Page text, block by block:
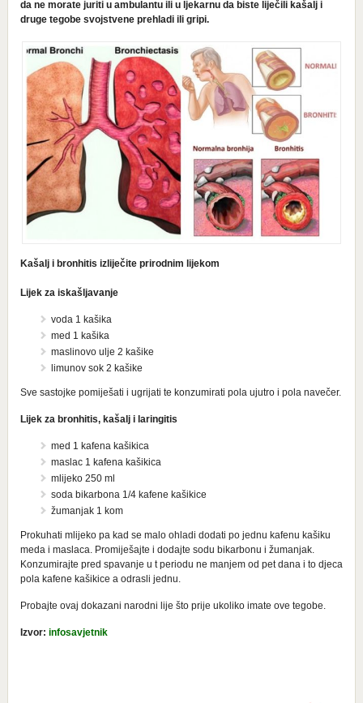
da ne morate juriti u ambulantu ili u ljekarnu da biste liječili kašalj i
druge tegobe svojstvene prehladi ili gripi.
Kašalj i bronhitis izliječite prirodnim lijekom
Lijek za iskašljavanje
voda 1 kašika
med 1 kašika
maslinovo ulje 2 kašike
limunov sok 2 kašike
Sve sastojke pomiješati i ugrijati te konzumirati pola ujutro i pola navečer.
Lijek za bronhitis, kašalj i laringitis
med 1 kafena kašikica
maslac 1 kafena kašikica
mlijeko 250 ml
soda bikarbona 1/4 kafene kašikice
žumanjak 1 kom
Prokuhati mlijeko pa kad se malo ohladi dodati po jednu kafenu kašiku
meda i maslaca. Promiješajte i dodajte sodu bikarbonu i žumanjak.
Konzumirajte pred spavanje u t periodu ne manjem od pet dana i to djeca
pola kafene kašikice a odrasli jednu.
Probajte ovaj dokazani narodni lije što prije ukoliko imate ove tegobe.
Izvor: infosavjetnik